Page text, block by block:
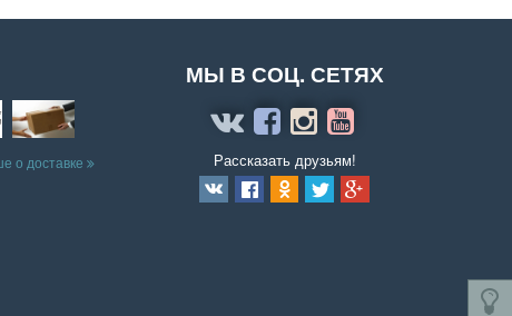
о доставке
МЫ В СОЦ. СЕТЯХ
Рассказать друзьям!